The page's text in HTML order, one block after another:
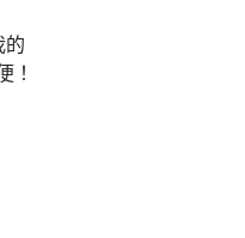
的
！